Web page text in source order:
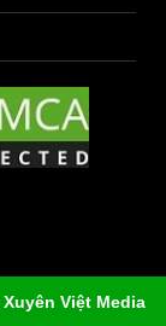
Xuyên Việt Media